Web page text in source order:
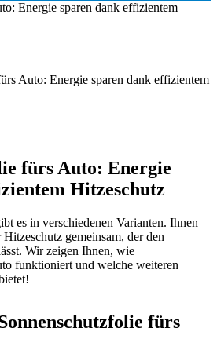
Energie sparen dank effizientem
Auto: Energie sparen dank effizientem
fürs Auto: Energie
Hitzeschutz
es in verschiedenen Varianten. Ihnen
gemeinsam, der den
Wir zeigen Ihnen, wie
funktioniert und welche weiteren
fürs